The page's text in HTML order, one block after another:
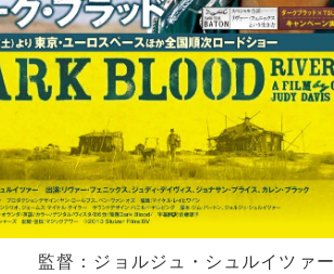
監督：ジョルジュ・シュルイツァー